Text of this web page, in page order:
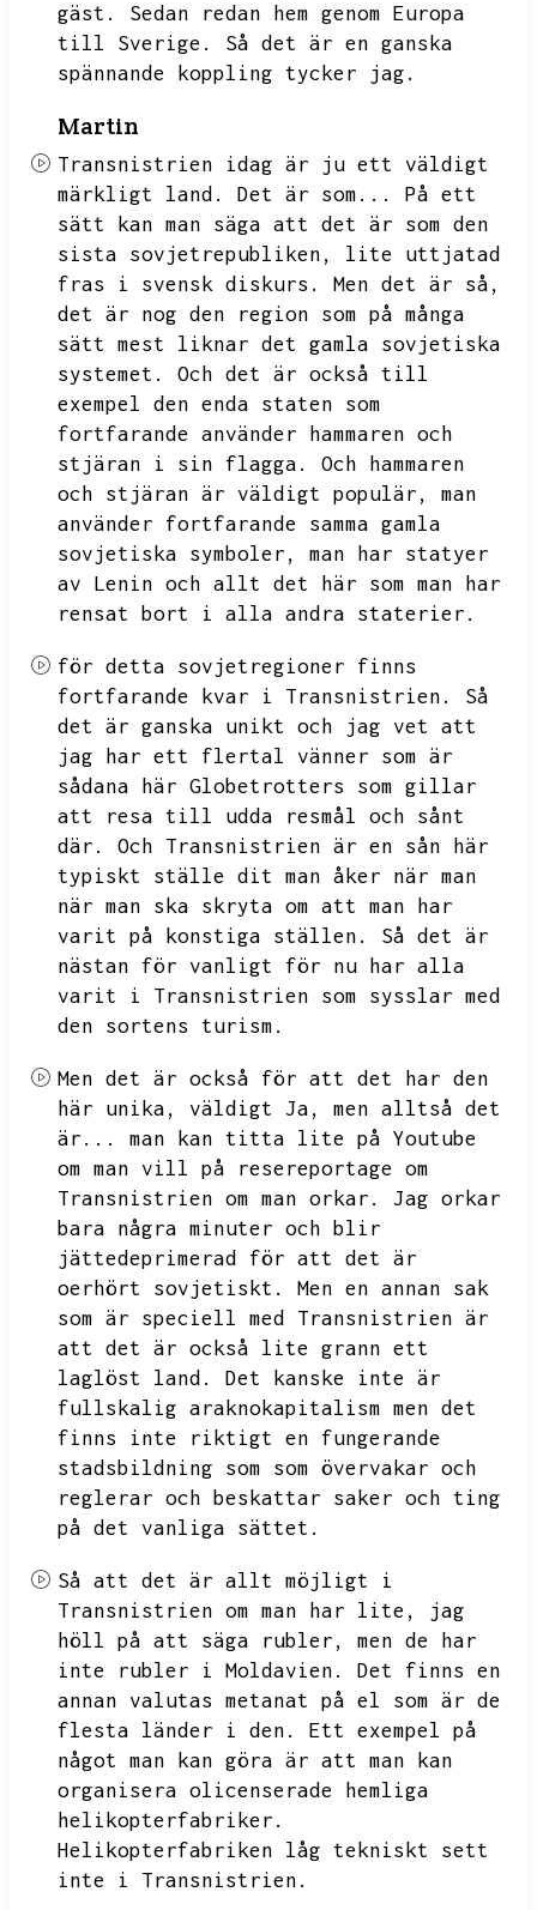
gäst.
Sedan redan hem genom Europa
till Sverige.
Så det är en ganska
spännande koppling tycker jag.
Martin
Transnistrien idag är ju ett väldigt
märkligt land.
Det är som...
På ett
sätt kan man säga att det är som den
sista sovjetrepubliken,
lite uttjatad
fras i svensk diskurs.
Men det är så,
det är nog den region som på många
sätt mest liknar det gamla sovjetiska
systemet.
Och det är också till
exempel den enda staten som
fortfarande använder hammaren och
stjäran i sin flagga.
Och hammaren
och stjäran är väldigt populär,
man
använder fortfarande samma gamla
sovjetiska symboler,
man har statyer
av Lenin och allt det här som man har
rensat bort i alla andra staterier.
för detta sovjetregioner finns
fortfarande kvar i Transnistrien.
Så
det är ganska unikt och jag vet att
jag har ett flertal vänner som är
sådana här Globetrotters som gillar
att resa till udda resmål och sånt
där.
Och Transnistrien är en sån här
typiskt ställe dit man åker när man
när man ska skryta om att man har
varit på konstiga ställen.
Så det är
nästan för vanligt för nu har alla
varit i Transnistrien som sysslar med
den sortens turism.
Men det är också för att det har den
här unika,
väldigt Ja,
men alltså det
är...
man kan titta lite på Youtube
om man vill på resereportage om
Transnistrien om man orkar.
Jag orkar
bara några minuter och blir
jättedeprimerad för att det är
oerhört sovjetiskt.
Men en annan sak
som är speciell med Transnistrien är
att det är också lite grann ett
laglöst land.
Det kanske inte är
fullskalig araknokapitalism men det
finns inte riktigt en fungerande
stadsbildning som som övervakar och
reglerar och beskattar saker och ting
på det vanliga sättet.
Så att det är allt möjligt i
Transnistrien om man har lite,
jag
höll på att säga rubler,
men de har
inte rubler i Moldavien.
Det finns en
annan valutas metanat på el som är de
flesta länder i den.
Ett exempel på
något man kan göra är att man kan
organisera olicenserade hemliga
helikopterfabriker.
Helikopterfabriken låg tekniskt sett
inte i Transnistrien.